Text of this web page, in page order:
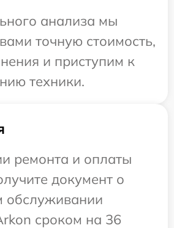
анализа мы
точную стоимость,
и приступим к
техники.
ремонта и оплаты
документ о
обслуживании
сроком на 36